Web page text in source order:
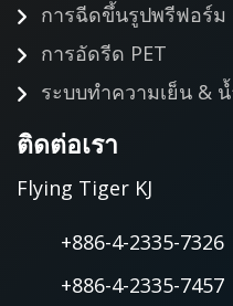
การฉีดขึ้นรูปพรีฟอร์ม
การอัดรีด PET
ระบบทำความเย็น &
ติดต่อเรา
Flying Tiger KJ
+886-4-2335-7326
+886-4-2335-7457